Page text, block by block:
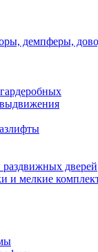
демпферы,
дверей
и мелкие